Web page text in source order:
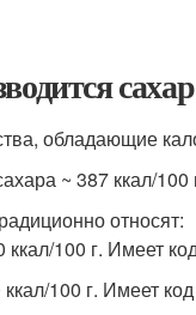
обладающие
~ 387 ккал/100
относят:
ккал/100 г. Имеет
100 г. Имеет